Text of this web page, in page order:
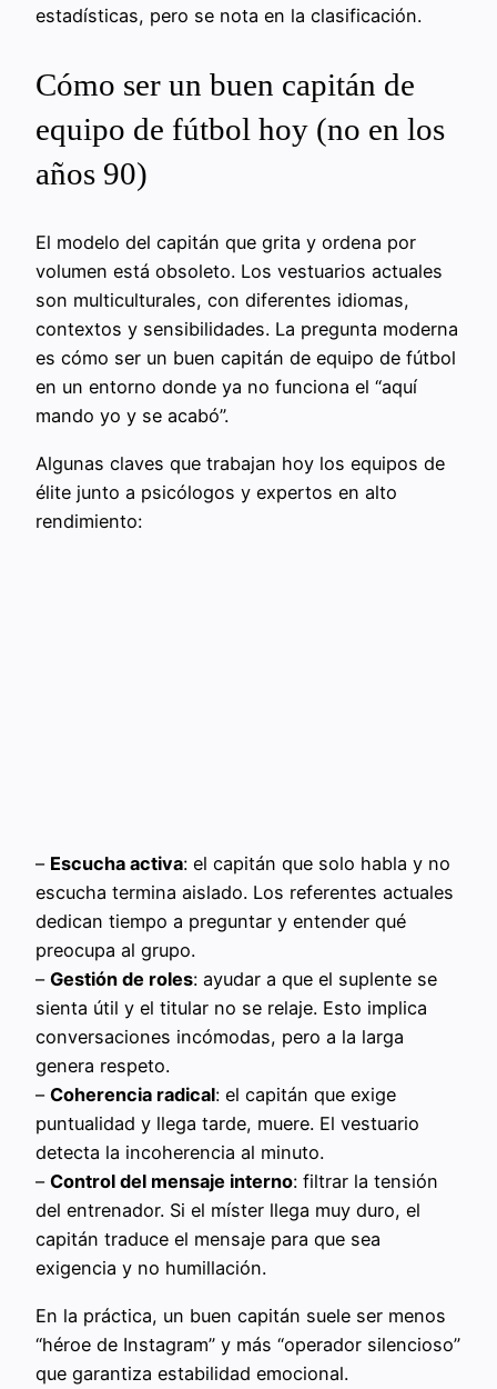
estadísticas, pero se nota en la clasificación.
Cómo ser un buen capitán de
equipo de fútbol hoy (no en los
años 90)
El modelo del capitán que grita y ordena por
volumen está obsoleto. Los vestuarios actuales
son multiculturales, con diferentes idiomas,
contextos y sensibilidades. La pregunta moderna
es cómo ser un buen capitán de equipo de fútbol
en un entorno donde ya no funciona el “aquí
mando yo y se acabó”.
Algunas claves que trabajan hoy los equipos de
élite junto a psicólogos y expertos en alto
rendimiento:
– Escucha activa: el capitán que solo habla y no
escucha termina aislado. Los referentes actuales
dedican tiempo a preguntar y entender qué
preocupa al grupo.
– Gestión de roles: ayudar a que el suplente se
sienta útil y el titular no se relaje. Esto implica
conversaciones incómodas, pero a la larga
genera respeto.
– Coherencia radical: el capitán que exige
puntualidad y llega tarde, muere. El vestuario
detecta la incoherencia al minuto.
– Control del mensaje interno: filtrar la tensión
del entrenador. Si el míster llega muy duro, el
capitán traduce el mensaje para que sea
exigencia y no humillación.
En la práctica, un buen capitán suele ser menos
“héroe de Instagram” y más “operador silencioso”
que garantiza estabilidad emocional.